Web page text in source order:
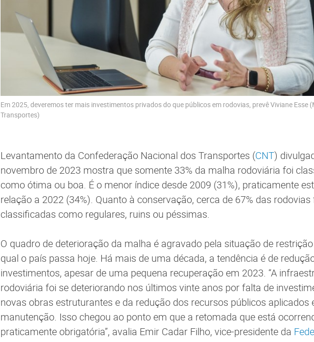
Em 2025, deveremos ter mais investimentos privados do que públicos em rodovias, prevê Viviane Esse
Transportes)
Levantamento da Confederação Nacional dos Transportes (CNT)
novembro de 2023 mostra que somente 33% da malha rodoviária foi
como ótima ou boa. É o menor índice desde 2009 (31%), praticamente
relação a 2022 (34%). Quanto à conservação, cerca de 67% das
classificadas como regulares, ruins ou péssimas.
O quadro de deterioração da malha é agravado pela situação de
qual o país passa hoje. Há mais de uma década, a tendência é de
investimentos, apesar de uma pequena recuperação em 2023. “A
rodoviária foi se deteriorando nos últimos vinte anos por falta de
novas obras estruturantes e da redução dos recursos públicos aplicados
manutenção. Isso chegou ao ponto em que a retomada que está
praticamente obrigatória”, avalia Emir Cadar Filho, vice-presidente da